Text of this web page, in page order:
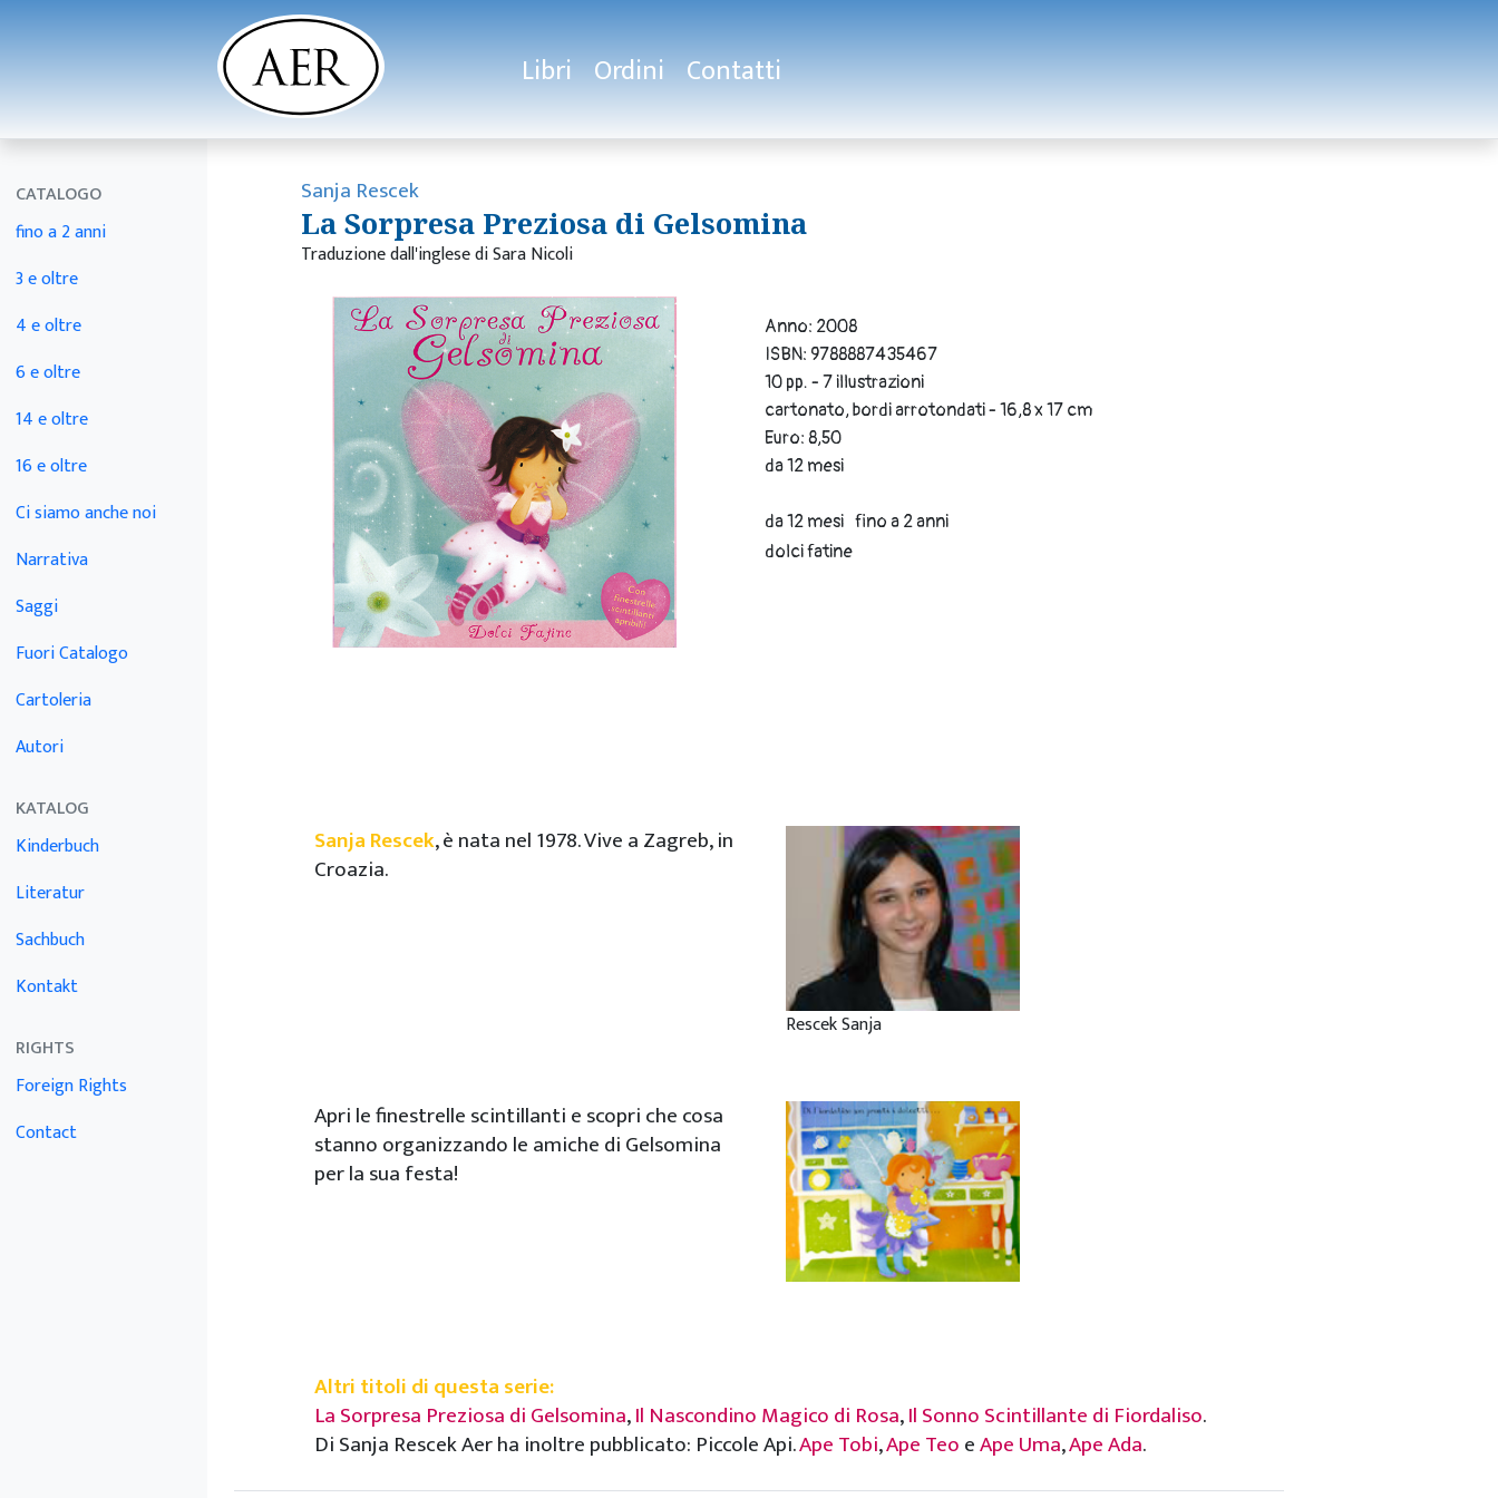
Libri Ordini Contatti
CATALOGO
fino a 2 anni
3 e oltre
4 e oltre
6 e oltre
14 e oltre
16 e oltre
Ci siamo anche noi
Narrativa
Saggi
Fuori Catalogo
Cartoleria
Autori
KATALOG
Kinderbuch
Literatur
Sachbuch
Kontakt
RIGHTS
Foreign Rights
Contact
Sanja Rescek
La Sorpresa Preziosa di Gelsomina
Traduzione dall'inglese di Sara Nicoli
Anno: 2008
ISBN: 9788887435467
10 pp. - 7 illustrazioni
cartonato, bordi arrotondati - 16,8 x 17 cm
Euro: 8,50
da 12 mesi
da 12 mesi fino a 2 anni
dolci fatine
Sanja Rescek, è nata nel 1978. Vive a Zagreb, in
Croazia.
Rescek Sanja
Apri le finestrelle scintillanti e scopri che cosa
stanno organizzando le amiche di Gelsomina
per la sua festa!
Altri titoli di questa serie:
La Sorpresa Preziosa di Gelsomina,Il Nascondino Magico di Rosa,Il Sonno Scintillante di Fiordaliso.
Di Sanja Rescek Aer ha inoltre pubblicato: Piccole Api.Ape Tobi,Ape TeoeApe Uma,Ape Ada.